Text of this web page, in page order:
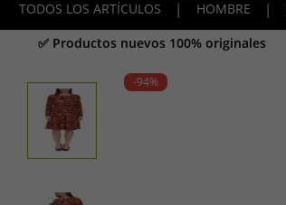
TODOS LOS ARTÍCULOS | HOMBRE |
✅ Productos nuevos 100% originales
-94%